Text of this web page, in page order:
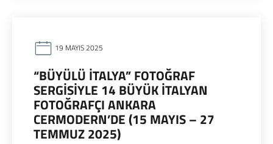
19 MAYIS 2025
“BÜYÜLÜ İTALYA” FOTOĞRAF
SERGİSİYLE 14 BÜYÜK İTALYAN
FOTOĞRAFÇI ANKARA
CERMODERN’DE (15 MAYIS – 27
TEMMUZ 2025)